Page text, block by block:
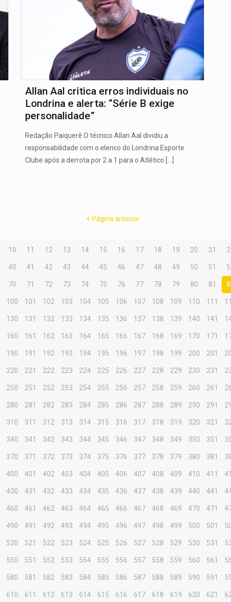
Allan Aal critica erros individuais no
Londrina e alerta: “Série B exige
personalidade”
Redação Paiquerê O técnico Allan Aal dividiu a
responsabilidade com o elenco do Londrina Esporte
Clube após a derrota por 2 a 1 para o Atlético
Página anterior
10 11 12 13 14 15 16 17 18 19 20 21
40 41 42 43 44 45 46 47 48 49 50 51
70 71 72 73 74 75 76 77 78 79 80 81
100 101 102 103 104 105 106 107 108 109 110 111
130 131 132 133 134 135 136 137 138 139 140 141
160 161 162 163 164 165 166 167 168 169 170 171
190 191 192 193 194 195 196 197 198 199 200 201
220 221 222 223 224 225 226 227 228 229 230 231
250 251 252 253 254 255 256 257 258 259 260 261
280 281 282 283 284 285 286 287 288 289 290 291
310 311 312 313 314 315 316 317 318 319 320 321
340 341 342 343 344 345 346 347 348 349 350 351
370 371 372 373 374 375 376 377 378 379 380 381
400 401 402 403 404 405 406 407 408 409 410 411
430 431 432 433 434 435 436 437 438 439 440 441
460 461 462 463 464 465 466 467 468 469 470 471
490 491 492 493 494 495 496 497 498 499 500 501
520 521 522 523 524 525 526 527 528 529 530 531
550 551 552 553 554 555 556 557 558 559 560 561
580 581 582 583 584 585 586 587 588 589 590 591
610 611 612 613 614 615 616 617 618 619 620 621